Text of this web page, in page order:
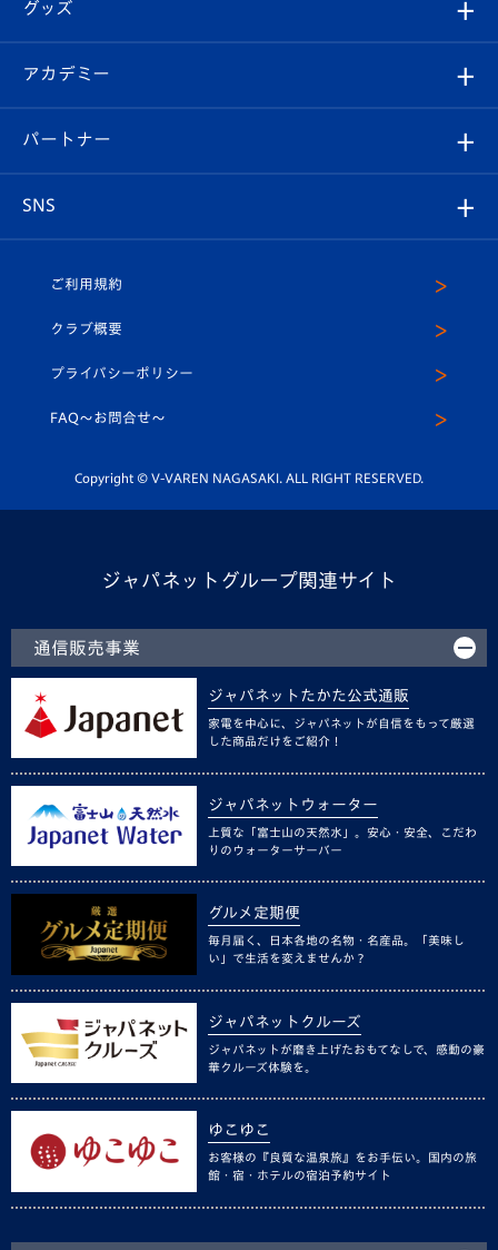
チケット
イベント
メディア
ホームタウン
スタッフプロフィール
マスコット紹介
平和祈念活動
ホームタウン活動
Revive Team
ヴィヴィくんの長崎おもてなしガイド
フォトギャラリー
スタジアムグルメ
V-LOVERS（ファンクラブ）
プレイヤーズスイート
グッズ
オンラインショップ
店舗情報
アカデミー
育成からのお知らせ
U-18
スクール
パートナー
SNS
ヴィヴィくんインスタグラム
公式LINE＠
ご利用規約
クラブ概要
プライバシーポリシー
FAQ〜お問合せ〜
Copyright © V-VAREN NAGASAKI. ALL RIGHT RESERVED.
ジャパネットグループ関連サイト
通信販売事業
ジャパネットたかた公式通販
家電を中心に、ジャパネットが自信をもって厳選
した商品だけをご紹介！
ジャパネットウォーター
上質な「富士山の天然水」。安心・安全、こだわ
りのウォーターサーバー
グルメ定期便
毎月届く、日本各地の名物・名産品。「美味し
い」で生活を変えませんか？
ジャパネットクルーズ
ジャパネットが磨き上げたおもてなしで、感動の豪
華クルーズ体験を。
ゆこゆこ
お客様の『良質な温泉旅』をお手伝い。国内の旅
館・宿・ホテルの宿泊予約サイト